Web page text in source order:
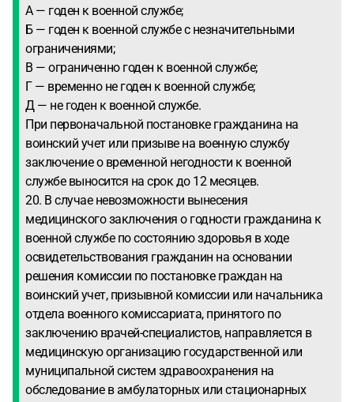
А — годен к военной службе;
Б — годен к военной службе с незначительными
ограничениями;
В — ограниченно годен к военной службе;
Г — временно не годен к военной службе;
Д — не годен к военной службе.
При первоначальной постановке гражданина на
воинский учет или призыве на военную службу
заключение о временной негодности к военной
службе выносится на срок до 12 месяцев.
20. В случае невозможности вынесения
медицинского заключения о годности гражданина к
военной службе по состоянию здоровья в ходе
освидетельствования гражданин на основании
решения комиссии по постановке граждан на
воинский учет, призывной комиссии или начальника
отдела военного комиссариата, принятого по
заключению врачей-специалистов, направляется в
медицинскую организацию государственной или
муниципальной систем здравоохранения на
обследование в амбулаторных или стационарных